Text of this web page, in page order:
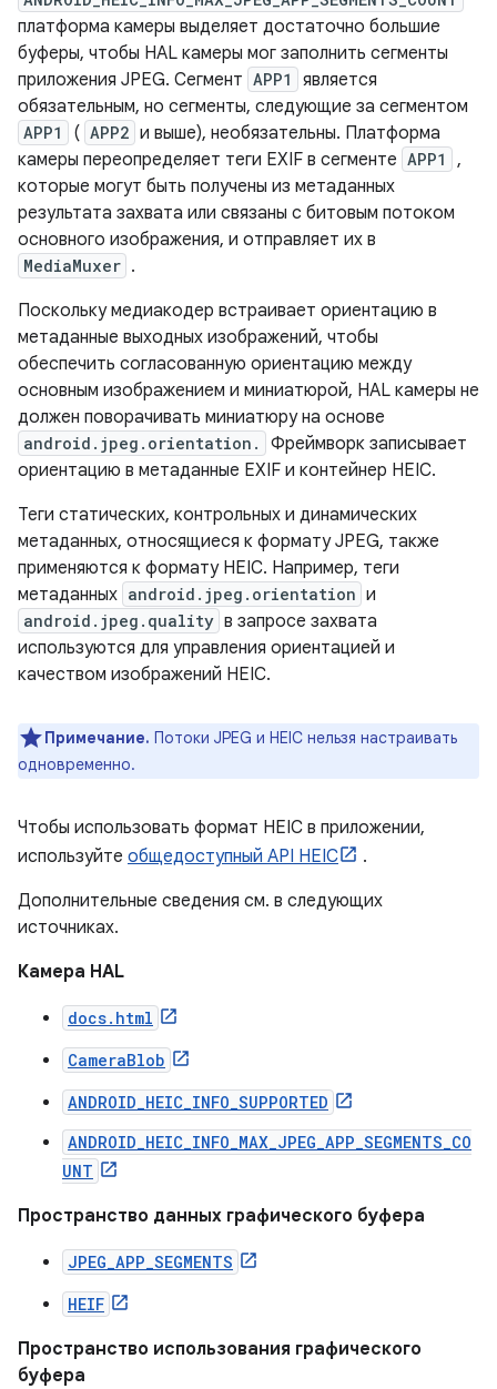
платформа камеры выделяет достаточно большие
буферы, чтобы HAL камеры мог заполнить сегменты
приложения JPEG. Сегмент APP1
является
обязательным, но сегменты, следующие за сегментом
APP1 ( APP2 и выше), необязательны. Платформа
камеры переопределяет теги EXIF ​​в сегменте APP1
,
которые могут быть получены из метаданных
результата захвата или связаны с битовым потоком
основного изображения, и отправляет их в
MediaMuxer .
Поскольку медиакодер встраивает ориентацию в
метаданные выходных изображений, чтобы
обеспечить согласованную ориентацию между
основным изображением и миниатюрой, HAL камеры не
должен поворачивать миниатюру на основе
android.jpeg.orientation.
Фреймворк записывает
ориентацию в метаданные EXIF ​​и контейнер HEIC.
Теги статических, контрольных и динамических
метаданных, относящиеся к формату JPEG, также
применяются к формату HEIC. Например, теги
метаданных android.jpeg.orientation и
android.jpeg.quality в запросе захвата
используются для управления ориентацией и
качеством изображений HEIC.
Примечание. Потоки JPEG и HEIC нельзя настраивать
одновременно.
Чтобы использовать формат HEIC в приложении,
используйте общедоступный API HEIC
.
Дополнительные сведения см. в следующих
источниках.
Камера HAL
docs.html
CameraBlob
ANDROID_HEIC_INFO_SUPPORTED
ANDROID_HEIC_INFO_MAX_JPEG_APP_SEGMENTS_CO
UNT
Пространство данных графического буфера
JPEG_APP_SEGMENTS
HEIF
Пространство использования графического
буфера